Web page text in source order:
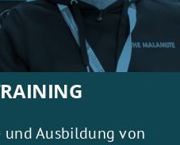
und Ausbildung von